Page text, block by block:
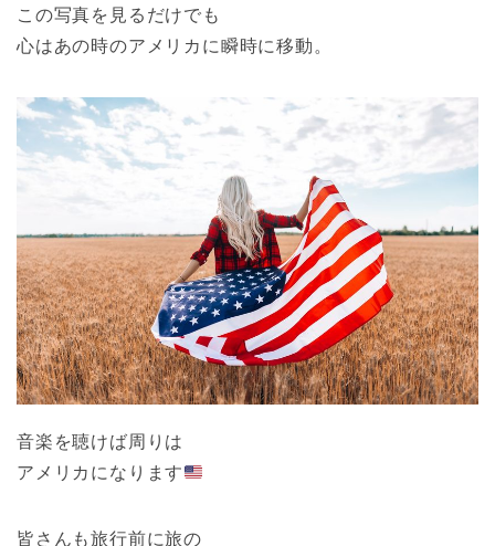
この写真を見るだけでも
心はあの時のアメリカに瞬時に移動。
音楽を聴けば周りは
アメリカになります
皆さんも旅行前に旅の